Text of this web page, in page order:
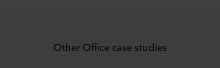
Other Office case studies